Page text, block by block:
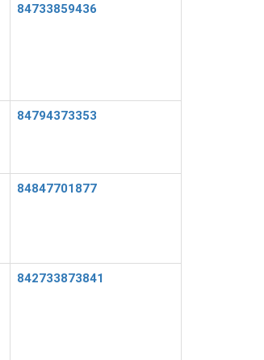
84733859436
84794373353
84847701877
842733873841